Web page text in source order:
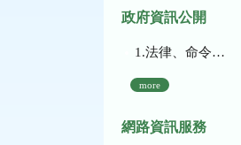
政府資訊公開
1.法律、命令、法規命令
more
網路資訊服務